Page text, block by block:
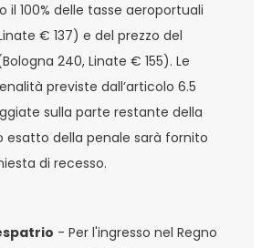
il 100% delle tasse aeroportuali
€ 137) e del prezzo del
240, Linate € 155). Le
previste dall’articolo 6.5
sulla parte restante della
esatto della penale sarà fornito
di recesso.
- Per l'ingresso nel Regno